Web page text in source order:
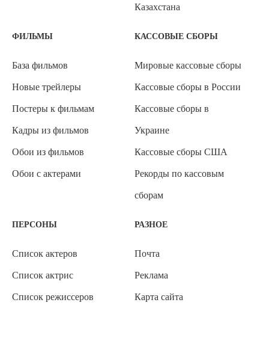
Казахстана
ФИЛЬМЫ
База фильмов
Новые трейлеры
Постеры к фильмам
Кадры из фильмов
Обои из фильмов
Обои с актерами
КАССОВЫЕ СБОРЫ
Мировые кассовые сборы
Кассовые сборы в России
Кассовые сборы в
Украине
Кассовые сборы США
Рекорды по кассовым
сборам
ПЕРСОНЫ
Список актеров
Список актрис
Список режиссеров
РАЗНОЕ
Почта
Реклама
Карта сайта